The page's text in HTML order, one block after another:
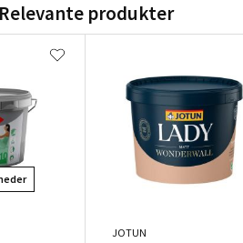
Relevante produkter
JOTUN